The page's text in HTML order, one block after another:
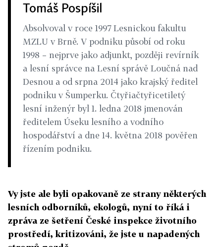
Tomáš Pospíšil
Absolvoval v roce 1997 Lesnickou fakultu
MZLU v Brně. V podniku působí od roku
1998 – nejprve jako adjunkt, později revírník
a lesní správce na Lesní správě Loučná nad
Desnou a od srpna 2014 jako krajský ředitel
podniku v Šumperku. Čtyřiačtyřicetiletý
lesní inženýr byl 1. ledna 2018 jmenován
ředitelem Úseku lesního a vodního
hospodářství a dne 14. května 2018 pověřen
řízením podniku.
Vy jste ale byli opakovaně ze strany některých
lesních odborníků, ekologů, nyní to říká i
zpráva ze šetření České inspekce životního
prostředí, kritizováni, že jste u napadených